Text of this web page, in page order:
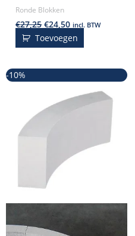
Ronde Blokken
€27,25 €24,50 incl. BTW
Toevoegen
-10%
was:
€27,25.
is: